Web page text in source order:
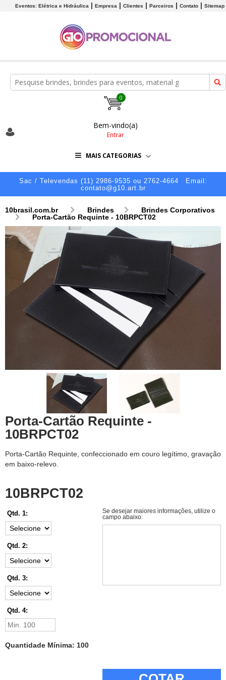
Eventos: Elétrica e Hidráulica Empresa Clientes Parceiros Contato Sitemap
0
Bem-vindo(a)
Entrar
MAIS CATEGORIAS
Sac / Televendas (11) 2986-9535 ou 2762-4664
Email:
contato@g10.art.br
10brasil.com.br Brindes
Brindes Corporativos
Porta-Cartão Requinte - 10BRPCT02
Porta-Cartão Requinte -
10BRPCT02
Porta-Cartão Requinte, confeccionado em couro legítimo, gravação
em baixo-relevo.
10BRPCT02
Qtd. 1:
Qtd. 2:
Qtd. 3:
Qtd. 4:
Quantidade Mínima: 100
Se desejar maiores informações, utilize o
campo abaixo: